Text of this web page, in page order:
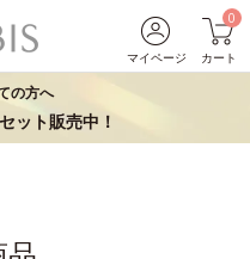
マイページ
0
カート
の方へ
ット販売中！